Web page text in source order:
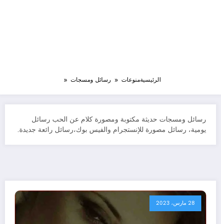
الرئيسيةمنوعات رسائل ومسجات
رسائل ومسجات حديثة مكتوبة ومصورة كلام عن الحب رسائل
يومية، رسائل مصورة للإنستجرام والفيس بوك،رسائل رائعة جديدة.
28 مارس، 2023